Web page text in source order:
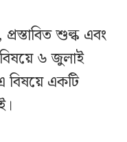
শুল্ক এবং
বিষয়ে ৬ জুলাই
বিষয়ে একটি